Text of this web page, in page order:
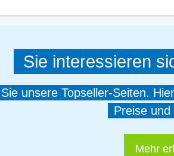
Sie interessieren
unsere Topseller-Seiten.
Preise
Mehr